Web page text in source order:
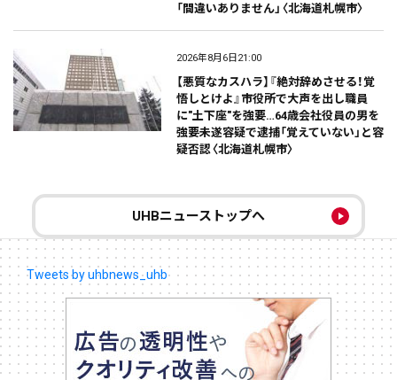
「間違いありません」〈北海道札幌市〉
2026年8月6日21:00
【悪質なカスハラ】『絶対辞めさせる！覚
悟しとけよ』市役所で大声を出し職員
に"土下座"を強要…64歳会社役員の男を
強要未遂容疑で逮捕「覚えていない」と容
疑否認〈北海道札幌市〉
UHBニューストップへ
Tweets by uhbnews_uhb